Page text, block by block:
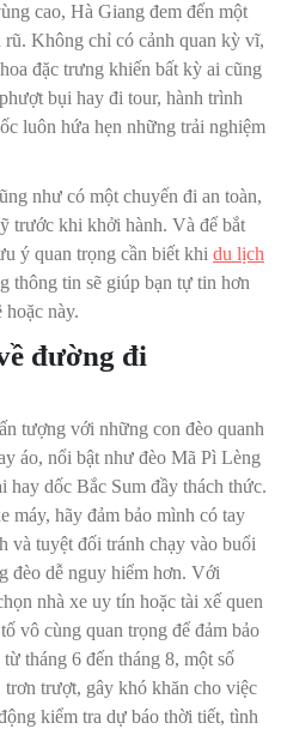
cao, Hà Giang đem đến một
Không chỉ có cảnh quan kỳ vĩ,
đặc trưng khiến bất kỳ ai cũng
bụi hay đi tour, hành trình
luôn hứa hẹn những trải nghiệm
như có một chuyến đi an toàn,
trước khi khởi hành. Và để bắt
ý quan trọng cần biết khi du lịch
thông tin sẽ giúp bạn tự tin hơn
này.
đường đi
tượng với những con đèo quanh
áo, nổi bật như đèo Mã Pì Lèng
hay dốc Bắc Sum đầy thách thức.
máy, hãy đảm bảo mình có tay
và tuyệt đối tránh chạy vào buổi
đèo dễ nguy hiểm hơn. Với
nhà xe uy tín hoặc tài xế quen
vô cùng quan trọng để đảm bảo
tháng 6 đến tháng 8, một số
trượt, gây khó khăn cho việc
kiểm tra dự báo thời tiết, tình